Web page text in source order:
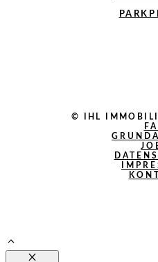
© IHL